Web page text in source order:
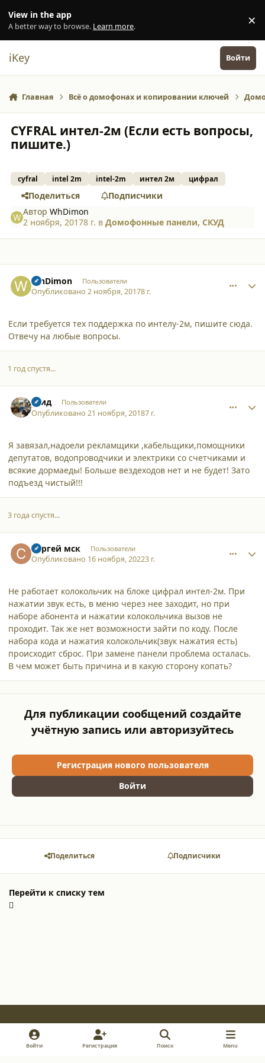
View in the app
A better way to browse. Learn more. ×
iKey Войти
Главная Всё о домофонах и копировании ключей
CYFRAL интел-2м (Если есть вопросы,
пишите.)
cyfral intel 2m intel-2m интел 2м цифрал
Поделиться
Подписчики
АвторWhDimon
2 ноября, 20178 г. вДомофонные панели, СКУД
WhDimon Пользователи
Опубликовано2 ноября, 20178 г.
Если требуется тех поддержка по интелу-2м, пишите сюда.
Отвечу на любые вопросы.
1 год спустя...
саид Пользователи
Опубликовано21 ноября, 20187 г.
Я завязал,надоели рекламщики ,кабельщики,помощники
депутатов, водопроводчики и электрики со счетчиками и
всякие дормаеды! Больше вездеходов нет и не будет! Зато
подъезд чистый!!!
3 года спустя...
Сергей мск Пользователи
Опубликовано 16 ноября, 20223 г.
Не работает колокольчик на блоке цифрал интел-2м. При
нажатии звук есть, в меню через нее заходит, но при
наборе абонента и нажатии колокольчика вызов не
проходит. Так же нет возможности зайти по коду. После
набора кода и нажатия колокольчик(звук нажатия есть)
происходит сброс. При замене панели проблема осталась.
В чем может быть причина и в какую сторону копать?
Для публикации сообщений создайте
учётную запись или авторизуйтесь
Регистрация нового пользователя
Войти
Поделиться Подписчики
Перейти к списку тем
Light ModeDark ModeSystem Preference
y
Войти Регистрация Поиск Menu